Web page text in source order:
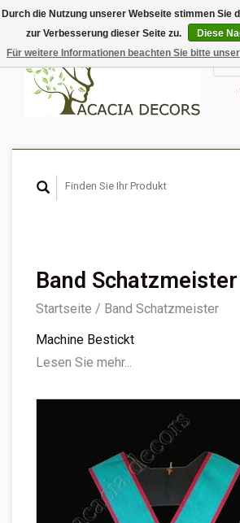
Band Schatzmeister
Startseite / Band Schatzmeister
Machine Bestickt
Lesen Sie mehr...
Durch die Nutzung unserer Webseite stimmen Sie
zur Verbesserung dieser Seite zu.
Diese
Für weitere Informationen beachten Sie bitte